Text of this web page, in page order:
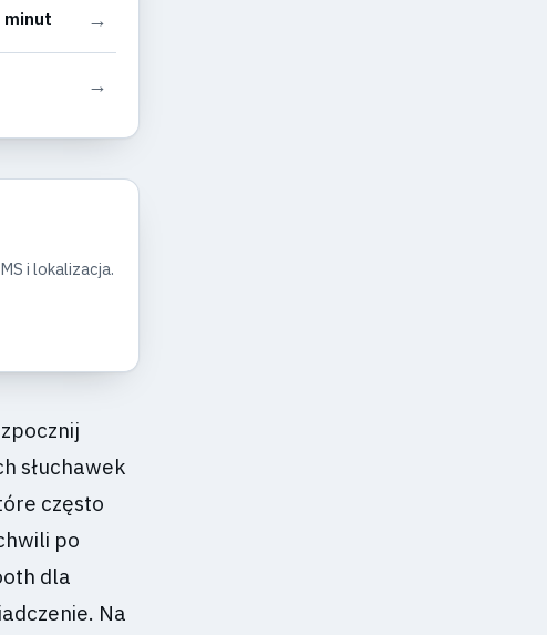
minut →
→
i lokalizacja.
słuchawek
często
po
dla
Na